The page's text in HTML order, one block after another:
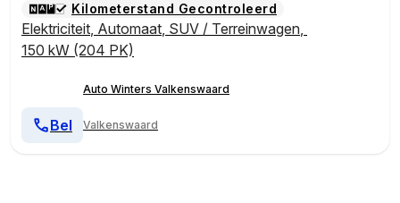
Kilometerstand Gecontroleerd
Elektriciteit, Automaat, SUV / Terreinwagen,
150 kW (204 PK)
Auto Winters Valkenswaard
Valkenswaard
Bel